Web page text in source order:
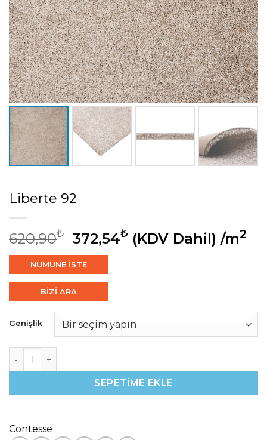
Liberte 92
620,90₺ 372,54₺ (KDV Dahil) /m2
NUMUNE İSTE
BİZİ ARA
Genişlik
Liberte 92 adet
SEPETIME EKLE
Contesse